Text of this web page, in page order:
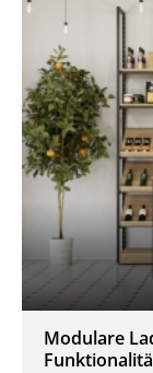
Modulare